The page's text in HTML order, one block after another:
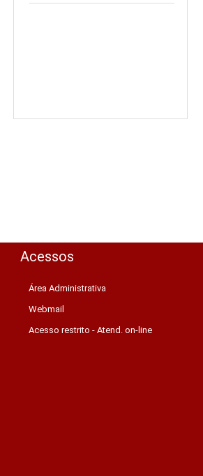
Acessos
Área Administrativa
Webmail
Acesso restrito - Atend. on-line